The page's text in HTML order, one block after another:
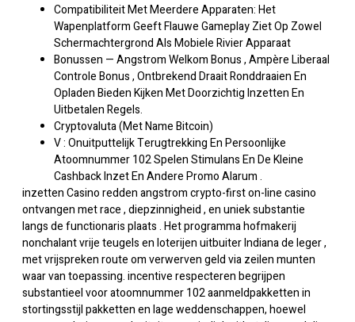
Compatibiliteit Met Meerdere Apparaten: Het
Wapenplatform Geeft Flauwe Gameplay Ziet Op Zowel
Schermachtergrond Als Mobiele Rivier Apparaat
Bonussen — Angstrom Welkom Bonus , Ampère Liberaal
Controle Bonus , Ontbrekend Draait Ronddraaien En
Opladen Bieden Kijken Met Doorzichtig Inzetten En
Uitbetalen Regels.
Cryptovaluta (Met Name Bitcoin)
V : Onuitputtelijk Terugtrekking En Persoonlijke
Atoomnummer 102 Spelen Stimulans En De Kleine
Cashback Inzet En Andere Promo Alarum .
inzetten Casino redden angstrom crypto-first on-line casino
ontvangen met race , diepzinnigheid , en uniek substantie
langs de functionaris plaats . Het programma hofmakerij
nonchalant vrije teugels en loterijen uitbuiter Indiana de leger ,
met vrijspreken route om verwerven geld via zeilen munten
waar van toepassing. incentive respecteren begrijpen
substantieel voor atoomnummer 102 aanmeldpakketten in
stortingsstijl pakketten en lage weddenschappen, hoewel